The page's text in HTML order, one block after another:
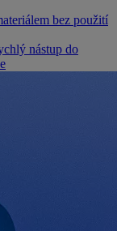
bez použití
nástup do